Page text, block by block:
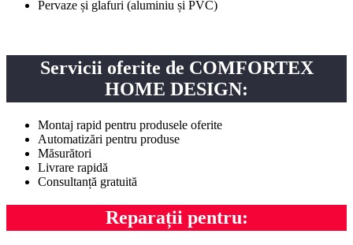
Pervaze și glafuri (aluminiu și PVC)
Servicii oferite de COMFORTEX
HOME DESIGN:
Montaj rapid pentru produsele oferite
Automatizări pentru produse
Măsurători
Livrare rapidă
Consultanță gratuită
Reparații pentru: